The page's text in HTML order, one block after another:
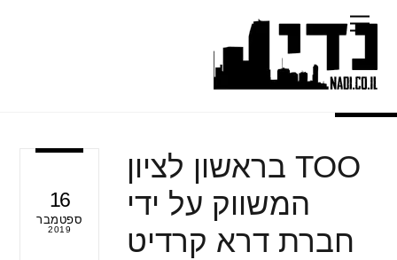
content
Menu
16
ספטמבר
2019
TOO בראשון לציון
המשווק על ידי
חברת דרא קרדיט